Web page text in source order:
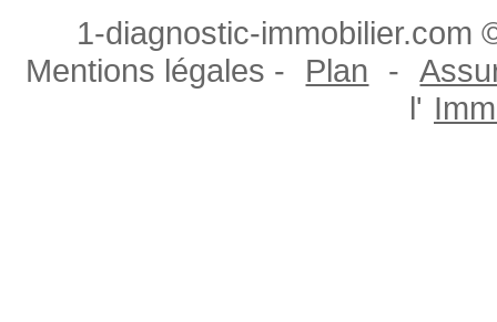
1-diagnostic-immobilier.com
Mentions légales -
Plan -
l'